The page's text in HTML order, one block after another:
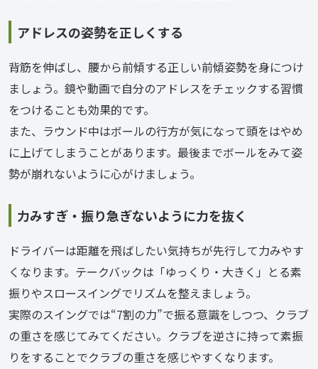
アドレスの姿勢を正しくする
背筋を伸ばし、腰から前傾する正しい前傾姿勢を身につけ
ましょう。鏡や動画で自分のアドレスをチェックする習慣
をつけることも効果的です。
また、ラウンド中はボールの行方が気になって頭をはやめ
に上げてしまうことがあります。最後までボールをみて姿
勢が崩れないように心がけましょう。
力みすぎ・振り急ぎないように力を抜く
ドライバーは距離を飛ばしたい気持ちが先行して力みやす
くなります。テークバックは「ゆっくり・大きく」とる素
振りやスロースイングでリズムを整えましょう。
実際のスイングでは“7割の力”で振る意識をしつつ、クラブ
の重さを感じてみてください。クラブを逆さに持って素振
りをすることでクラブの重さを感じやすくなります。